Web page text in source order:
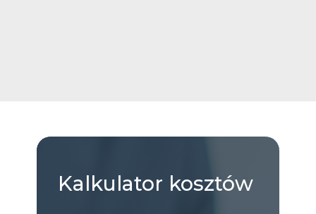
Kalkulator kosztów